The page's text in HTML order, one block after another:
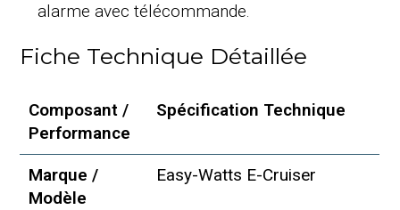
alarme avec télécommande.
Fiche Technique Détaillée
Composant /
Performance
Spécification Technique
Marque /
Modèle
Easy-Watts E-Cruiser